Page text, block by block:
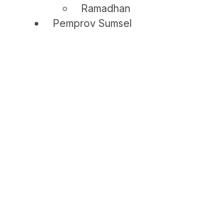
Ramadhan
Pemprov Sumsel